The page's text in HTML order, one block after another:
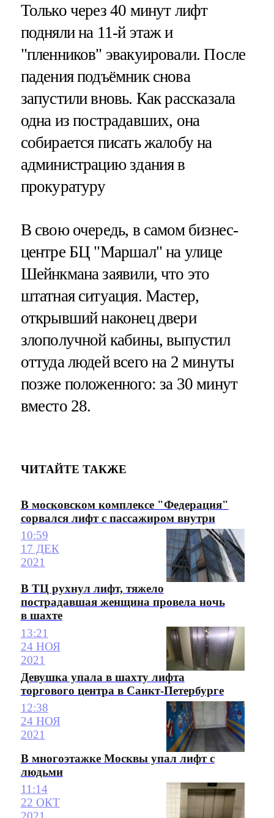
Только через 40 минут лифт
подняли на 11-й этаж и
"пленников" эвакуировали. После
падения подъёмник снова
запустили вновь. Как рассказала
одна из пострадавших, она
собирается писать жалобу на
администрацию здания в
прокуратуру
В свою очередь, в самом бизнес-
центре БЦ "Маршал" на улице
Шейнкмана заявили, что это
штатная ситуация. Мастер,
открывший наконец двери
злополучной кабины, выпустил
оттуда людей всего на 2 минуты
позже положенного: за 30 минут
вместо 28.
ЧИТАЙТЕ ТАКЖЕ
В московском комплексе "Федерация"
сорвался лифт с пассажиром внутри
10:59
17 ДЕК
2021
В ТЦ рухнул лифт, тяжело
пострадавшая женщина провела ночь
в шахте
13:21
24 НОЯ
2021
Девушка упала в шахту лифта
торгового центра в Санкт-Петербурге
12:38
24 НОЯ
2021
В многоэтажке Москвы упал лифт с
людьми
11:14
22 ОКТ